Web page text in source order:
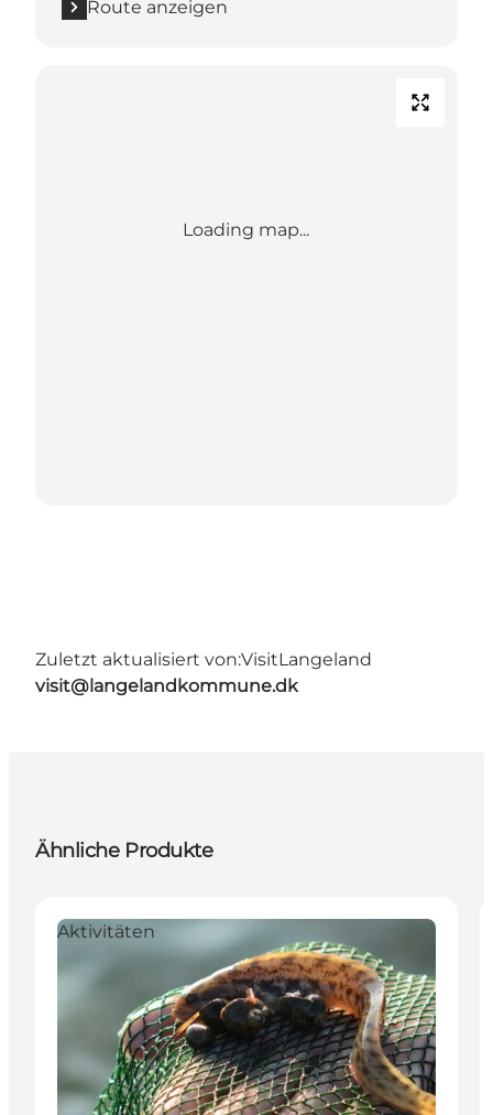
Route anzeigen
Loading map...
Zuletzt aktualisiert von:VisitLangeland
visit@langelandkommune.dk
Ähnliche Produkte
Aktivitäten